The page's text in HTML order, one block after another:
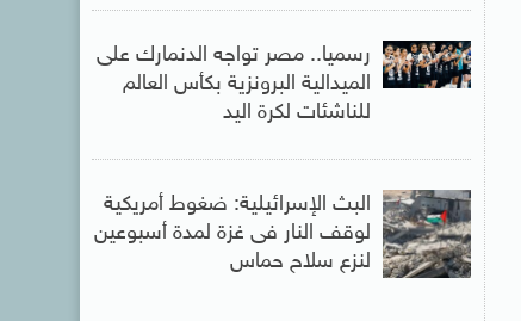
رسميا.. مصر تواجه الدنمارك على
الميدالية البرونزية بكأس العالم
للناشئات لكرة اليد
البث الإسرائيلية: ضغوط أمريكية
لوقف النار فى غزة لمدة أسبوعين
لنزع سلاح حماس